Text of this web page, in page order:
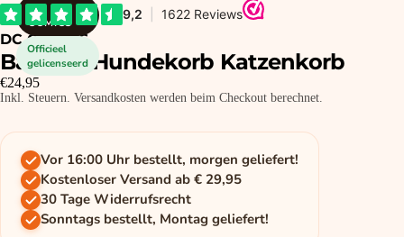
DC
COMICS
Officieel
gelicenseerd
DC COMICS
Batman Hundekorb Katzenkorb
€24,95
Inkl. Steuern. Versandkosten werden beim Checkout berechnet.
Vor 16:00 Uhr bestellt, morgen geliefert!
Kostenloser Versand ab € 29,95
30 Tage Widerrufsrecht
Sonntags bestellt, Montag geliefert!